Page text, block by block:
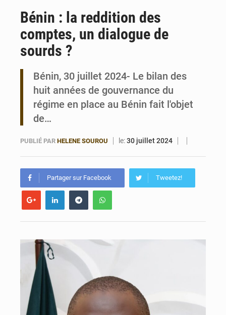
Cotonou 2026-2033 : Le FAGACE s’engage pour le développement urbain
Bénin : la reddition des
comptes, un dialogue de
sourds ?
Bénin, 30 juillet 2024- Le bilan des
huit années de gouvernance du
régime en place au Bénin fait l'objet
de…
PUBLIÉ PAR HELENE SOUROU le:30 juillet 2024
Partager sur Facebook Tweetez!